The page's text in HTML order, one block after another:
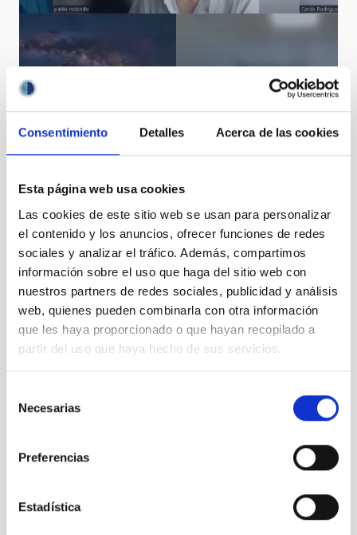
Consentimiento Detalles Acerca de las cookies
Esta página web usa cookies
Las cookies de este sitio web se usan para personalizar
el contenido y los anuncios, ofrecer funciones de redes
sociales y analizar el tráfico. Además, compartimos
información sobre el uso que haga del sitio web con
nuestros partners de redes sociales, publicidad y análisis
web, quienes pueden combinarla con otra información
que les haya proporcionado o que hayan recopilado a
partir del uso que haya hecho de sus servicios.
Necesarias
Preferencias
Estadística
Stakeholder meeting Planet Change